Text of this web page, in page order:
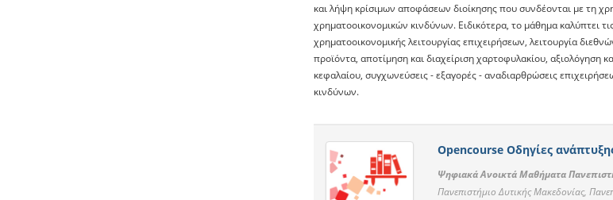
και λήψη κρίσιμων αποφάσεων διοίκησης που συνδέονται με τη
χρηματοοικονομικών κινδύνων. Ειδικότερα, το μάθημα καλύπτει
χρηματοοικονομικής λειτουργίας επιχειρήσεων, λειτουργία
προϊόντα, αποτίμηση και διαχείριση χαρτοφυλακίου,
κεφαλαίου, συγχωνεύσεις - εξαγορές - αναδιαρθρώσεις
κινδύνων.
Opencourse Οδηγίες
Ψηφιακά Ανοικτά Μαθήματα
Πανεπιστήμιο Δυτικής Μακεδονίας,